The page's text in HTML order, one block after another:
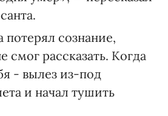
сознание,
смог рассказать. Когда
- вылез из-под
и начал тушить